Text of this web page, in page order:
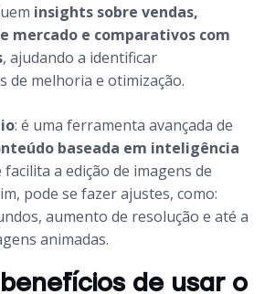
insights sobre vendas,
mercado e comparativos com
, ajudando a identificar
de melhoria e otimização.
: é uma ferramenta avançada de
baseada em inteligência
facilita a edição de imagens de
pode se fazer ajustes, como:
aumento de resolução e até a
animadas.
de usar o